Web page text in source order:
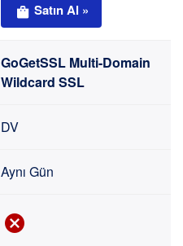
Satın Al »
GoGetSSL Multi-Domain
Wildcard SSL
DV
Aynı Gün